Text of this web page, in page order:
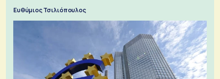
Ευθύμιος Τσιλιόπουλος